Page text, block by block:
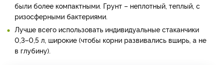
были более компактными. Грунт – неплотный, теплый, с
ризосферными бактериями.
Лучше всего использовать индивидуальные стаканчики
0,3–0,5 л, широкие (чтобы корни развивались вширь, а не
в глубину).